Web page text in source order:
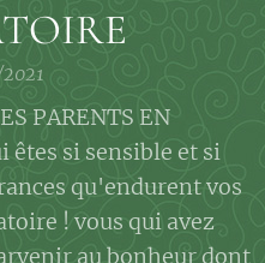
PARENTS EN
êtes si sensible et si
qu'endurent vos
! vous qui avez
au bonheur dont